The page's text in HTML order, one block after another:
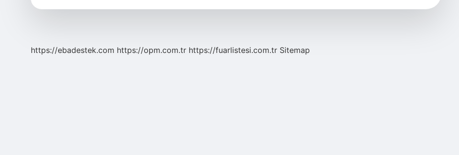
https://ebadestek.com https://opm.com.tr https://fuarlistesi.com.tr Sitemap